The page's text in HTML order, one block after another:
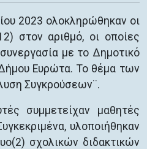
2023 ολοκληρώθηκαν οι
στον αριθμό, οι οποίες
με το Δημοτικό
Ευρώτα. Το θέμα των
Συγκρούσεων¨.
συμμετείχαν μαθητές
υλοποιήθηκαν
σχολικών διδακτικών